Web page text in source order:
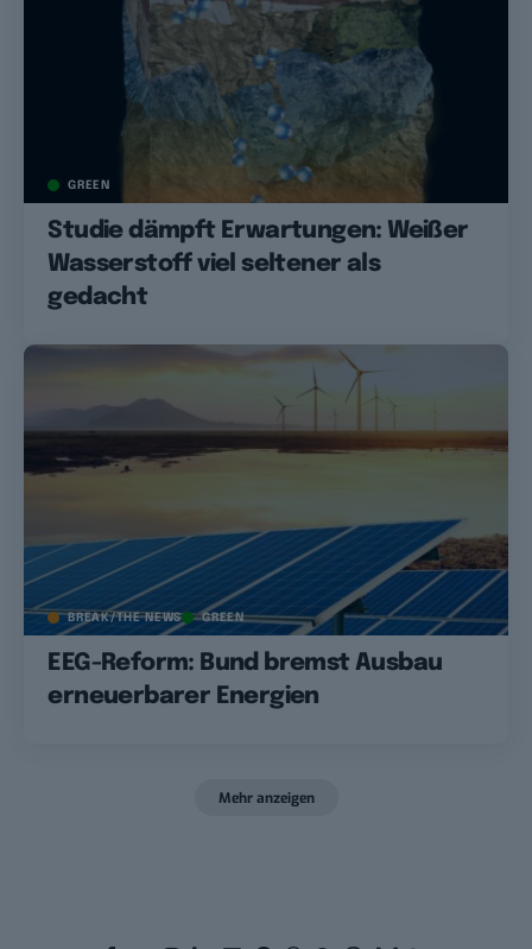
GREEN
Studie dämpft Erwartungen: Weißer
Wasserstoff viel seltener als
gedacht
BREAK/THE NEWS GREEN
EEG-Reform: Bund bremst Ausbau
erneuerbarer Energien
Mehr anzeigen